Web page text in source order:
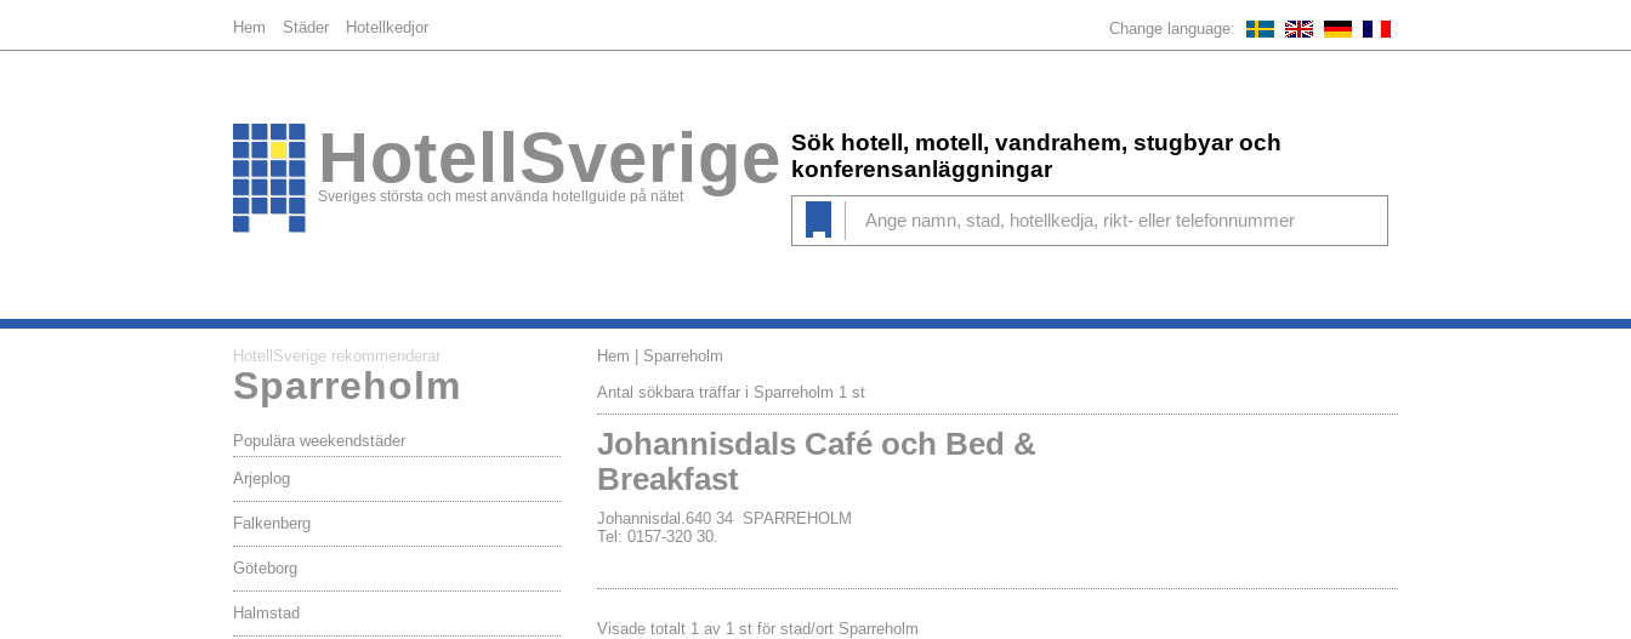
Hem Städer Hotellkedjor Change language:
HotellSverige
Sveriges största och mest använda hotellguide på nätet
Sök hotell, motell, vandrahem, stugbyar och
konferensanläggningar
HotellSverige rekommenderar
Sparreholm
Populära weekendstäder
Arjeplog
Falkenberg
Göteborg
Halmstad
Hem | Sparreholm
Antal sökbara träffar i Sparreholm 1 st
Johannisdals Café och Bed &
Breakfast
Johannisdal.640 34 SPARREHOLM
Tel: 0157-320 30.
Visade totalt 1 av 1 st för stad/ort Sparreholm